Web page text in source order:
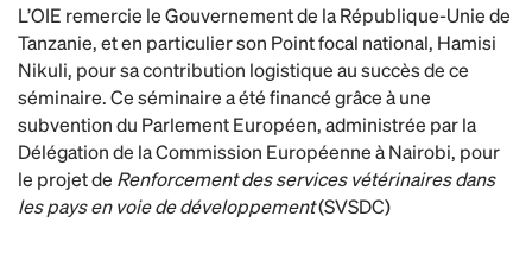
L’OIE remercie le Gouvernement de la République-Unie de
Tanzanie, et en particulier son Point focal national, Hamisi
Nikuli, pour sa contribution logistique au succès de ce
séminaire. Ce séminaire a été financé grâce à une
subvention du Parlement Européen, administrée par la
Délégation de la Commission Européenne à Nairobi, pour
le projet de Renforcement des services vétérinaires dans
les pays en voie de développement(SVSDC)